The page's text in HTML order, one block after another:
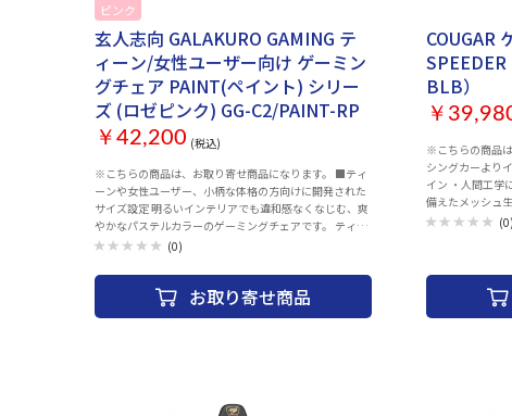
ピンク
玄人志向 GALAKURO GAMING テ
ィーン/女性ユーザー向け ゲーミン
グチェア PAINT(ペイント) シリー
ズ (ロゼピンク) GG-C2/PAINT-RP
￥42,200 (税込)
※こちらの商品は、お取り寄せ商品になります。 ■ティ
ーンや女性ユーザー、小柄な体格の方向けに開発された
サイズ設定 明るいインテリアでも違和感なくなじむ、爽
やかなパステルカラーのゲーミングチェアです。 ティー
ンや女性ユーザー、小柄な体格の方向けに低座面にサイ
つきやすくなっています。 フィット感を重視したスラブ
ウレタンにより、ゆったりと安定した座り心地をお楽し
みいただけます。 2アームレスト、155°リクライニン
(0)
お取り寄せ商品
COUGAR
SPEEDER
BLB）
￥
※こちらの商品は、
シングカーより
イン ・人間工学
備えたメッシュ
整可能なヘッド(0)